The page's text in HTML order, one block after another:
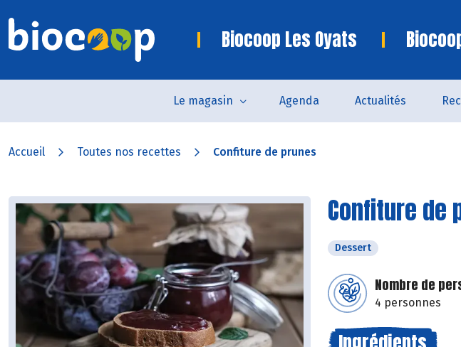
Biocoop Les Oyats
Le magasin Agenda Actualités
Accueil Toutes nos recettes Confiture de prunes
Confiture de
Dessert
Nombre de
4 personnes